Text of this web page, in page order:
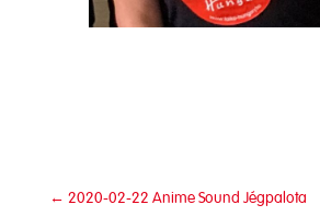
← 2020-02-22 Anime Sound Jégpalota